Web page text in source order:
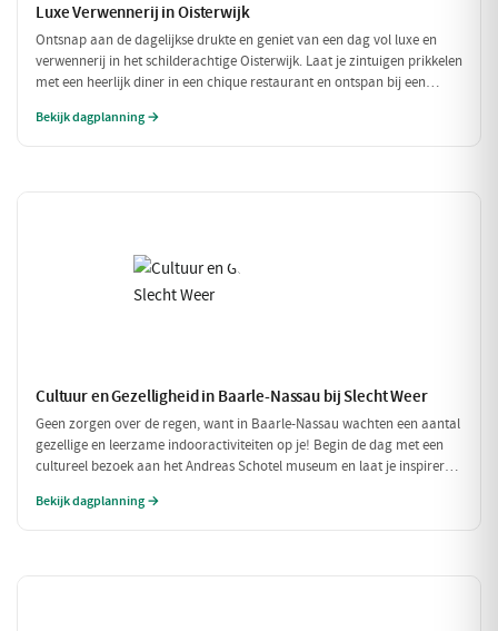
Luxe Verwennerij in Oisterwijk
Ontsnap aan de dagelijkse drukte en geniet van een dag vol luxe en
verwennerij in het schilderachtige Oisterwijk. Laat je zintuigen prikkelen
met een heerlijk diner in een chique restaurant en ontspan bij een
in de watten te leggen.
Bekijk dagplanning →
Cultuur en Gezelligheid in Baarle-Nassau bij Slecht Weer
Geen zorgen over de regen, want in Baarle-Nassau wachten een aantal
gezellige en leerzame indooractiviteiten op je! Begin de dag met een
cultureel bezoek aan het Andreas Schotel museum en laat je inspireren
knusse Grand Café De Beerze voordat je weer verder gaat met een
Bekijk dagplanning →